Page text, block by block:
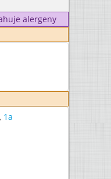
alergeny
1a